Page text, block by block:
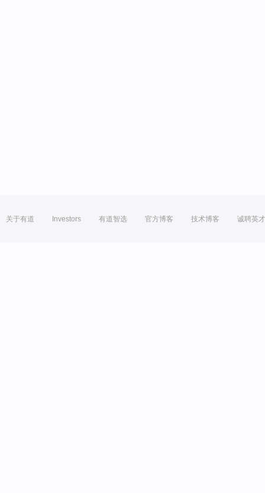
关于有道 Investors 有道智选 官方博客 技术博客 诚聘英才